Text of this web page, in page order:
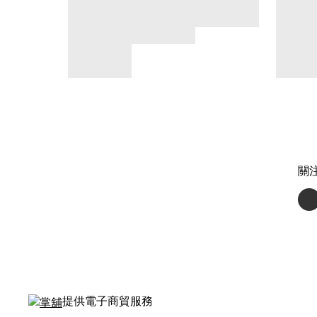
關
提供電子商貿服務